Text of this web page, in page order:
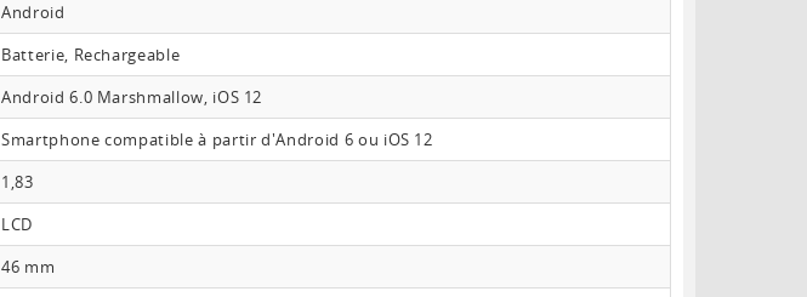
Android
Batterie, Rechargeable
Android 6.0 Marshmallow, iOS 12
Smartphone compatible à partir d'Android 6 ou iOS 12
1,83
LCD
46 mm